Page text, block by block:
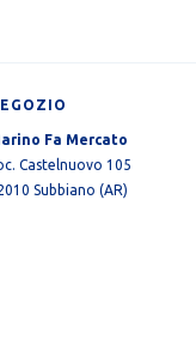
Fa Mercato
Castelnuovo 105
Subbiano (AR)